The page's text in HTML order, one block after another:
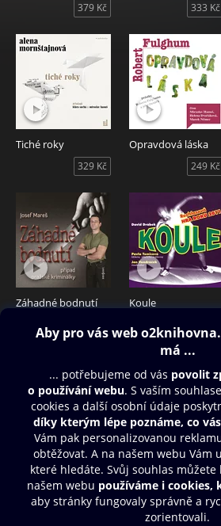
379 Kč 333 Kč
Tiché roky
329 Kč
Opravdová láska
249 Kč
Záhadné bodnutí
199 Kč
Koule
Obsah ke stažení
Moje O2 Knihovna
Další zábava
© O2 Czech Republic a.s.